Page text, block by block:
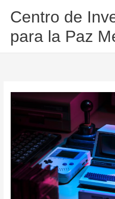
Centro de
para la Paz